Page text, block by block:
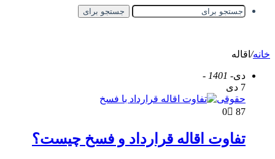
جستجو برای
خانه/ اقاله
دی- 1401 -
7 دی
حقوقی
0
87
تفاوت اقاله قرارداد و فسخ چیست؟